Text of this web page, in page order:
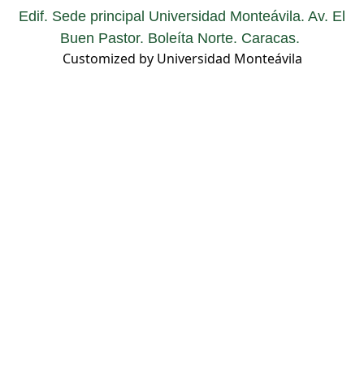
Edif. Sede principal Universidad Monteávila. Av. El
Buen Pastor. Boleíta Norte. Caracas.
Customized by Universidad Monteávila